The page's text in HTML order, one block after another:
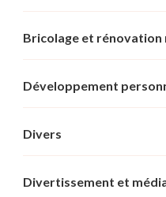
Bricolage et
Développement
Divers
Divertissement et